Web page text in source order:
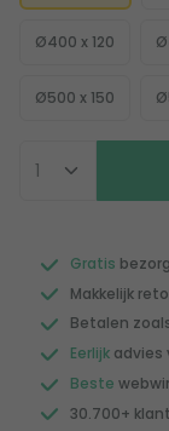
Ø400 x 120
Ø500 x 150
Gratis
Makkelijk
Betalen
Eerlijk advies
Beste
30.700+